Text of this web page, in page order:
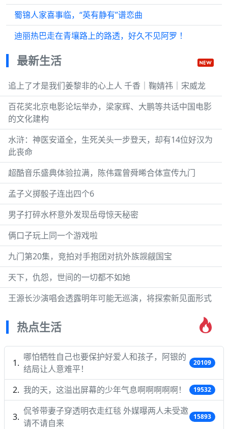
蜀锦人家喜事临，“英有静有”谱恋曲
迪丽热巴走在青壤路上的路透，好久不见阿罗 ！
最新生活
追上了才是我们姜黎非的心上人 千香｜鞠婧祎｜宋威龙
百花奖北京电影论坛举办，梁家辉、大鹏等共话中国电影
的文化建构
水浒：神医安道全，生死关头一步登天，却有14位好汉为
此丧命
超酷音乐盛典体验拉满，陈伟霆曾舜晞合体宣传九门
孟子义掷骰子连出四个6
男子打碎水杯意外发现岳母惊天秘密
俩口子玩上同一个游戏啦
九门第20集，竞拍对手抱团对抗外族觊觎国宝
天下，仇怨，世间的一切都不如她
王源长沙演唱会透露明年可能无巡演，将探索新见面形式
热点生活
哪怕牺牲自己也要保护好爱人和孩子，阿银的
结局让人意难平！
20109
我的天，这溢出屏幕的少年气息啊啊啊啊啊！ 19532
侃爷带妻子穿透明衣走红毯 外媒曝两人未受邀
请不请自来
15893